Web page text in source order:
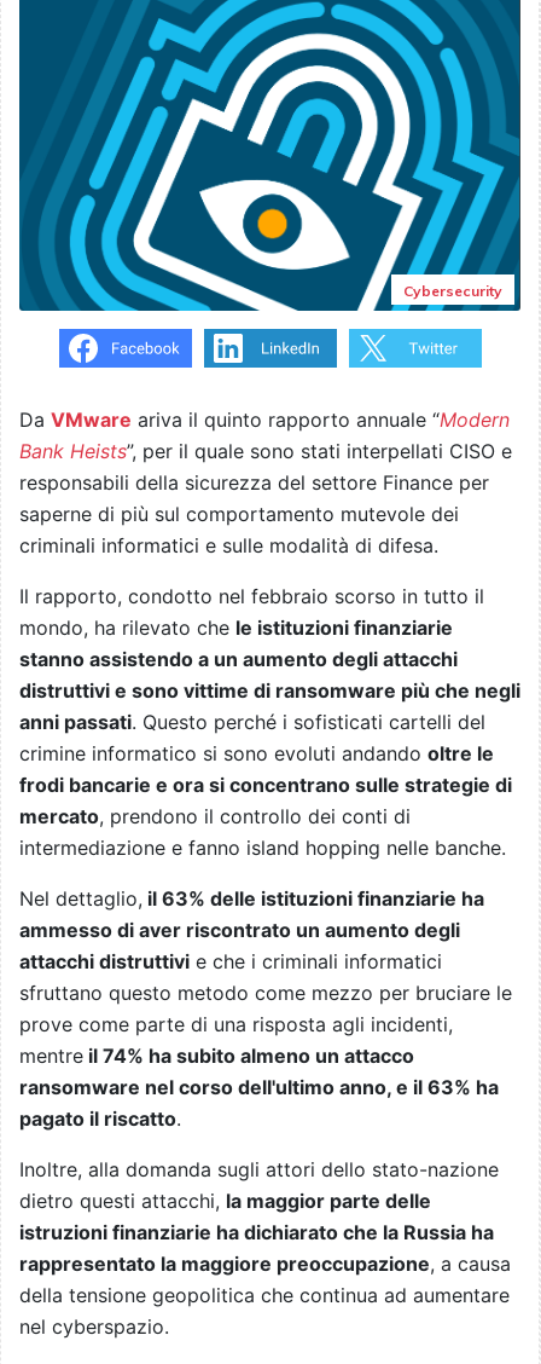
Cybersecurity
Da VMware ariva il quinto rapporto annuale “Modern
Bank Heists”, per il quale sono stati interpellati CISO e
responsabili della sicurezza del settore Finance per
saperne di più sul comportamento mutevole dei
criminali informatici e sulle modalità di difesa.
Il rapporto, condotto nel febbraio scorso in tutto il
mondo, ha rilevato che le istituzioni finanziarie
stanno assistendo a un aumento degli attacchi
distruttivi e sono vittime di ransomware più che negli
anni passati. Questo perché i sofisticati cartelli del
crimine informatico si sono evoluti andando oltre le
frodi bancarie e ora si concentrano sulle strategie di
mercato, prendono il controllo dei conti di
intermediazione e fanno island hopping nelle banche.
Nel dettaglio, il 63% delle istituzioni finanziarie ha
ammesso di aver riscontrato un aumento degli
attacchi distruttivi e che i criminali informatici
sfruttano questo metodo come mezzo per bruciare le
prove come parte di una risposta agli incidenti,
mentre il 74% ha subito almeno un attacco
ransomware nel corso dell'ultimo anno, e il 63% ha
pagato il riscatto.
Inoltre, alla domanda sugli attori dello stato-nazione
dietro questi attacchi, la maggior parte delle
istruzioni finanziarie ha dichiarato che la Russia ha
rappresentato la maggiore preoccupazione, a causa
della tensione geopolitica che continua ad aumentare
nel cyberspazio.